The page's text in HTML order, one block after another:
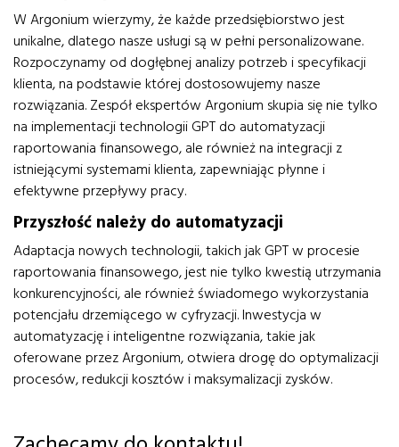
W Argonium wierzymy, że każde przedsiębiorstwo jest
unikalne, dlatego nasze usługi są w pełni personalizowane.
Rozpoczynamy od dogłębnej analizy potrzeb i specyfikacji
klienta, na podstawie której dostosowujemy nasze
rozwiązania. Zespół ekspertów Argonium skupia się nie tylko
na implementacji technologii GPT do automatyzacji
raportowania finansowego, ale również na integracji z
istniejącymi systemami klienta, zapewniając płynne i
efektywne przepływy pracy.
Przyszłość należy do automatyzacji
Adaptacja nowych technologii, takich jak GPT w procesie
raportowania finansowego, jest nie tylko kwestią utrzymania
konkurencyjności, ale również świadomego wykorzystania
potencjału drzemiącego w cyfryzacji. Inwestycja w
automatyzację i inteligentne rozwiązania, takie jak
oferowane przez Argonium, otwiera drogę do optymalizacji
procesów, redukcji kosztów i maksymalizacji zysków.